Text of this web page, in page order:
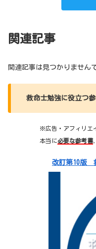
関連記事
関連記事は見つかりません
救命士勉強に役立つ
※広告・アフィリエ
本当に必要な参考書，
改訂第10版